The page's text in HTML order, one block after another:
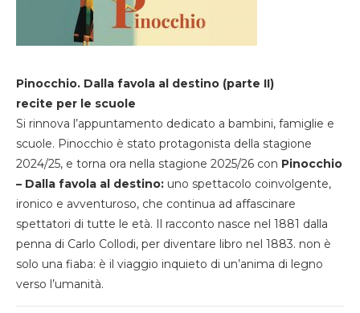
Pinocchio. Dalla favola al destino (parte II)
recite per le scuole
Si rinnova l’appuntamento dedicato a bambini, famiglie e
scuole. Pinocchio è stato protagonista della stagione
2024/25, e torna ora nella stagione 2025/26 con Pinocchio
– Dalla favola al destino: uno spettacolo coinvolgente,
ironico e avventuroso, che continua ad affascinare
spettatori di tutte le età. Il racconto nasce nel 1881 dalla
penna di Carlo Collodi, per diventare libro nel 1883. non è
solo una fiaba: è il viaggio inquieto di un’anima di legno
verso l’umanità.